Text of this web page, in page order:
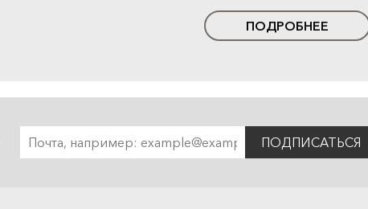
ПОДРОБНЕЕ
ПОДПИСАТЬСЯ